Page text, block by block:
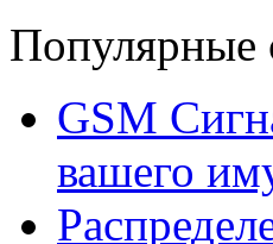
Популярные
GSM
вашего